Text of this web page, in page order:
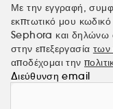
Με την εγγραφή,
εκπτωτικό μου
Sephora και δηλώνω
στην επεξεργασία των
αποδέχομαι την
Διεύθυνση email